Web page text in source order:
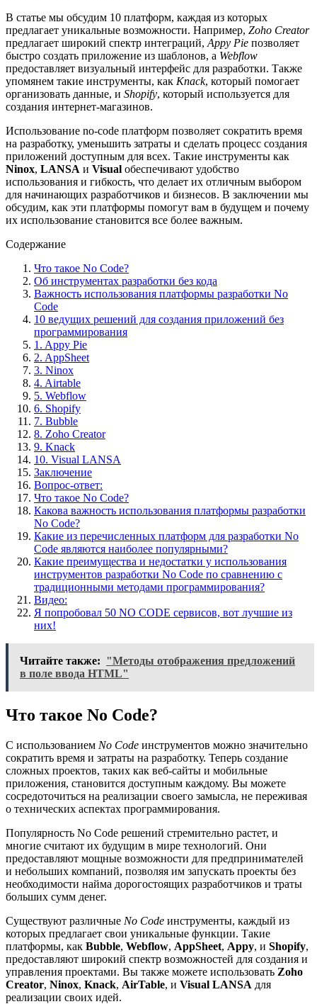
В статье мы обсудим 10 платформ, каждая из которых
предлагает уникальные возможности. Например, Zoho Creator
предлагает широкий спектр интеграций, Appy Pie позволяет
быстро создать приложение из шаблонов, а Webflow
предоставляет визуальный интерфейс для разработки. Также
упомянем такие инструменты, как Knack, который помогает
организовать данные, и Shopify, который используется для
создания интернет-магазинов.
Использование no-code платформ позволяет сократить время
на разработку, уменьшить затраты и сделать процесс создания
приложений доступным для всех. Такие инструменты как
Ninox, LANSA и Visual обеспечивают удобство
использования и гибкость, что делает их отличным выбором
для начинающих разработчиков и бизнесов. В заключении мы
обсудим, как эти платформы помогут вам в будущем и почему
их использование становится все более важным.
Содержание
Что такое No Code?
Об инструментах разработки без кода
Важность использования платформы разработки No
Code
10 ведущих решений для создания приложений без
программирования
1. Appy Pie
2. AppSheet
3. Ninox
4. Airtable
5. Webflow
6. Shopify
7. Bubble
8. Zoho Creator
9. Knack
10. Visual LANSA
Заключение
Вопрос-ответ:
Что такое No Code?
Какова важность использования платформы разработки
No Code?
Какие из перечисленных платформ для разработки No
Code являются наиболее популярными?
Какие преимущества и недостатки у использования
инструментов разработки No Code по сравнению с
традиционными методами программирования?
Видео:
Я попробовал 50 NO CODE сервисов, вот лучшие из
них!
Читайте также: "Методы отображения предложений
в поле ввода HTML"
Что такое No Code?
С использованием No Code инструментов можно значительно
сократить время и затраты на разработку. Теперь создание
сложных проектов, таких как веб-сайты и мобильные
приложения, становится доступным каждому. Вы можете
сосредоточиться на реализации своего замысла, не переживая
о технических аспектах программирования.
Популярность No Code решений стремительно растет, и
многие считают их будущим в мире технологий. Они
предоставляют мощные возможности для предпринимателей
и небольших компаний, позволяя им запускать проекты без
необходимости найма дорогостоящих разработчиков и траты
больших сумм денег.
Существуют различные No Code инструменты, каждый из
которых предлагает свои уникальные функции. Такие
платформы, как Bubble, Webflow, AppSheet, Appy, и Shopify,
предоставляют широкий спектр возможностей для создания и
управления проектами. Вы также можете использовать Zoho
Creator, Ninox, Knack, AirTable, и Visual LANSA для
реализации своих идей.